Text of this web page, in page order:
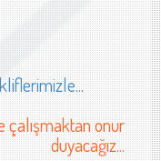
çalışmaktan onur
duyacağız...